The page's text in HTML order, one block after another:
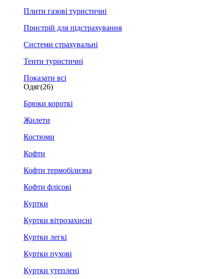
Плити газові туристичні
Пристрій для підстрахування
Системи страхувальні
Тенти туристичні
Показати всі
Одяг(26)
Брюки короткі
Жилети
Костюми
Кофти
Кофти термобілизна
Кофти флісові
Куртки
Куртки вітрозахисні
Куртки легкі
Куртки пухові
Куртки утеплені